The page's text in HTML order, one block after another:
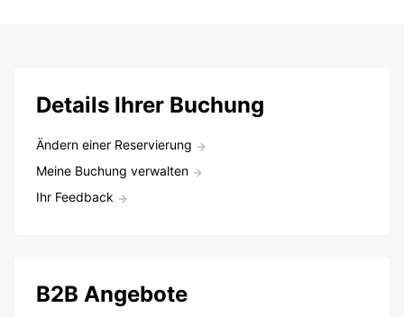
Details Ihrer Buchung
Ändern einer Reservierung
Meine Buchung verwalten
Ihr Feedback
B2B Angebote